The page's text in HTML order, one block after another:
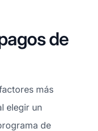
de
más
elegir un
de